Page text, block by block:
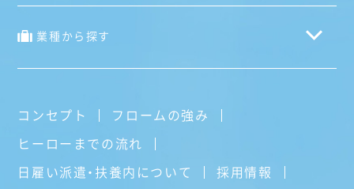
業種から探す
コンセプト
フロームの強み
ヒーローまでの流れ
日雇い派遣・扶養内について
採用情報